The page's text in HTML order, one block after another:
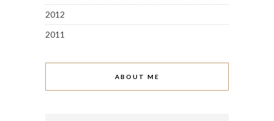
2012
2011
ABOUT ME